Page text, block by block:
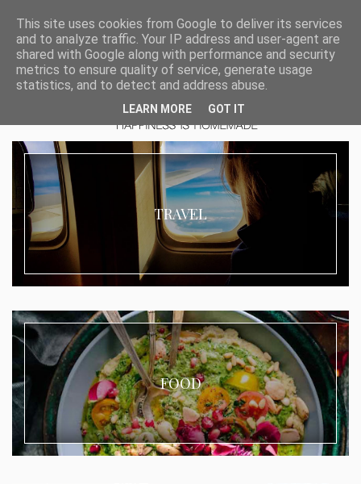
TRAVEL
FOOD
This site uses cookies from Google to deliver its services
and to analyze traffic. Your IP address and user-agent are
shared with Google along with performance and security
metrics to ensure quality of service, generate usage
statistics, and to detect and address abuse.
LEARN MORE GOT IT